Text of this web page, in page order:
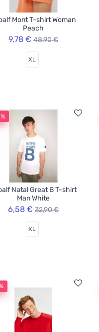
Mont T-shirt Woman
Peach
9,78 € 48,90 €
XL
Natal Great B T-shirt
Man White
6,58 € 32,90 €
XL